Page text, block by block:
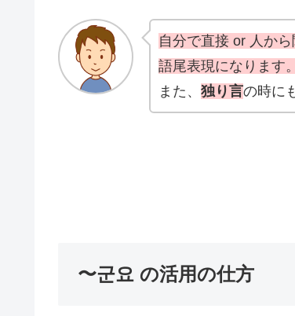
自分で直接 or 人か
語尾表現になります。
また、 独り言の時に
〜군요 の活用の仕方